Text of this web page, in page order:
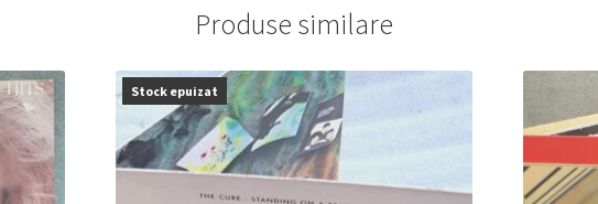
Produse similare
Stock epuizat